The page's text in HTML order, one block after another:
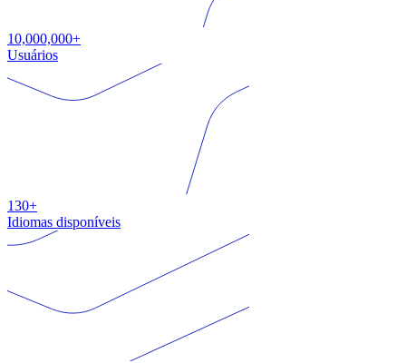
10,000,000+
Usuários
130+
Idiomas disponíveis